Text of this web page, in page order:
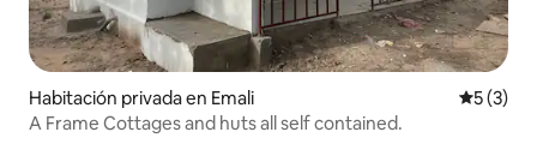
Habitación privada en Emali
5 (3)
A Frame Cottages and huts all self contained.